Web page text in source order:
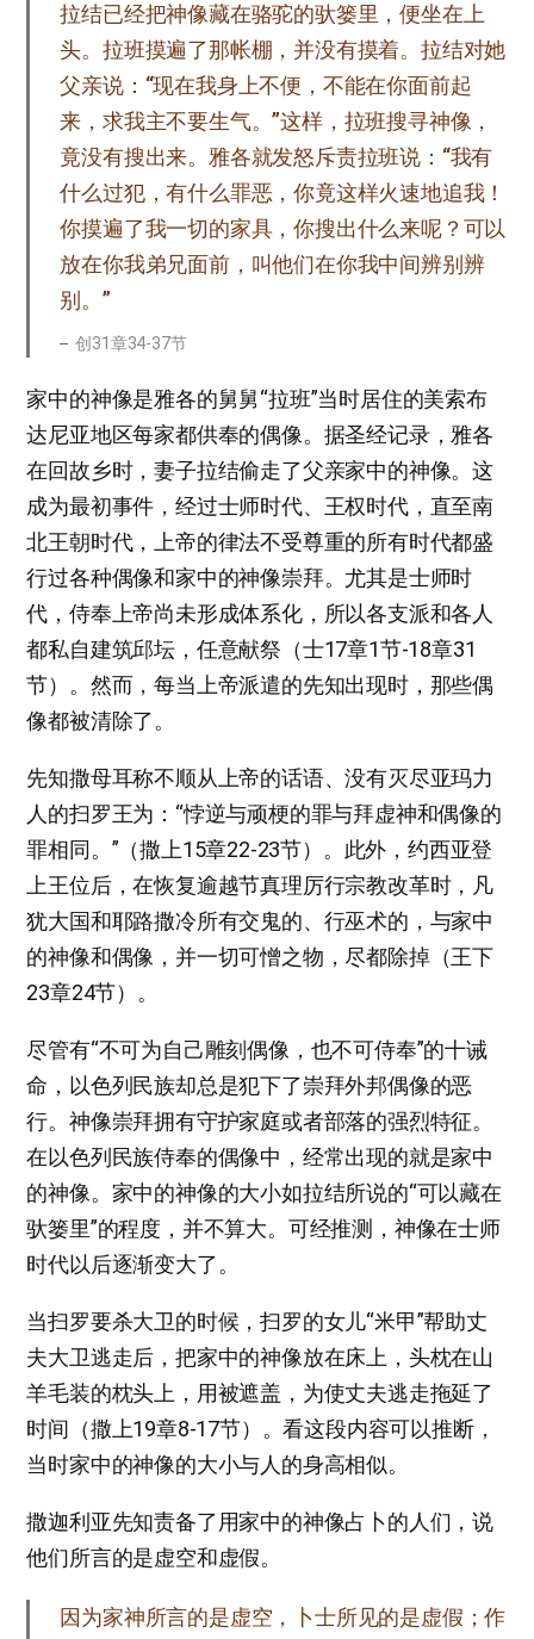
拉结已经把神像藏在骆驼的驮篓里，便坐在上
头。拉班摸遍了那帐棚，并没有摸着。拉结对她
父亲说：“现在我身上不便，不能在你面前起
来，求我主不要生气。”这样，拉班搜寻神像，
竟没有搜出来。雅各就发怒斥责拉班说：“我有
什么过犯，有什么罪恶，你竟这样火速地追我！
你摸遍了我一切的家具，你搜出什么来呢？可以
放在你我弟兄面前，叫他们在你我中间辨别辨
别。”
创31章34-37节
家中的神像是雅各的舅舅“拉班”当时居住的美索布
达尼亚地区每家都供奉的偶像。据圣经记录，雅各
在回故乡时，妻子拉结偷走了父亲家中的神像。这
成为最初事件，经过士师时代、王权时代，直至南
北王朝时代，上帝的律法不受尊重的所有时代都盛
行过各种偶像和家中的神像崇拜。尤其是士师时
代，侍奉上帝尚未形成体系化，所以各支派和各人
都私自建筑邱坛，任意献祭（士17章1节-18章31
节）。然而，每当上帝派遣的先知出现时，那些偶
像都被清除了。
先知撒母耳称不顺从上帝的话语、没有灭尽亚玛力
人的扫罗王为：“悖逆与顽梗的罪与拜虚神和偶像的
罪相同。”（撒上15章22-23节）。此外，约西亚登
上王位后，在恢复逾越节真理厉行宗教改革时，凡
犹大国和耶路撒冷所有交鬼的、行巫术的，与家中
的神像和偶像，并一切可憎之物，尽都除掉（王下
23章24节）。
尽管有“不可为自己雕刻偶像，也不可侍奉”的十诫
命，以色列民族却总是犯下了崇拜外邦偶像的恶
行。神像崇拜拥有守护家庭或者部落的强烈特征。
在以色列民族侍奉的偶像中，经常出现的就是家中
的神像。家中的神像的大小如拉结所说的“可以藏在
驮篓里”的程度，并不算大。可经推测，神像在士师
时代以后逐渐变大了。
当扫罗要杀大卫的时候，扫罗的女儿“米甲”帮助丈
夫大卫逃走后，把家中的神像放在床上，头枕在山
羊毛装的枕头上，用被遮盖，为使丈夫逃走拖延了
时间（撒上19章8-17节）。看这段内容可以推断，
当时家中的神像的大小与人的身高相似。
撒迦利亚先知责备了用家中的神像占卜的人们，说
他们所言的是虚空和虚假。
因为家神所言的是虚空，卜士所见的是虚假；作